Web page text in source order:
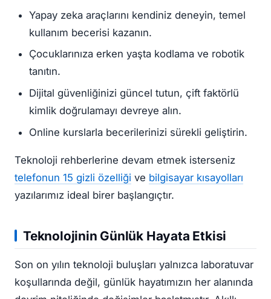
Yapay zeka araçlarını kendiniz deneyin, temel
kullanım becerisi kazanın.
Çocuklarınıza erken yaşta kodlama ve robotik
tanıtın.
Dijital güvenliğinizi güncel tutun, çift faktörlü
kimlik doğrulamayı devreye alın.
Online kurslarla becerilerinizi sürekli geliştirin.
Teknoloji rehberlerine devam etmek isterseniz
telefonun 15 gizli özelliği ve bilgisayar kısayolları
yazılarımız ideal birer başlangıçtır.
Teknolojinin Günlük Hayata Etkisi
Son on yılın teknoloji buluşları yalnızca laboratuvar
koşullarında değil, günlük hayatımızın her alanında